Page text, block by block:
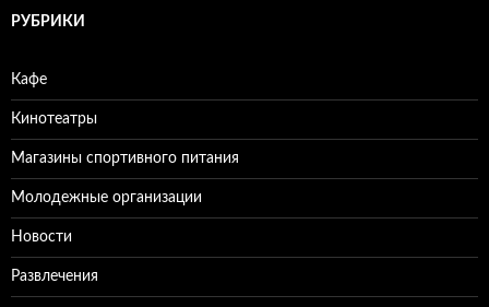
иРУБРИКИ
Кафе
Кинотеатры
Магазины спортивного питания
Молодежные организации
Новости
Развлечения